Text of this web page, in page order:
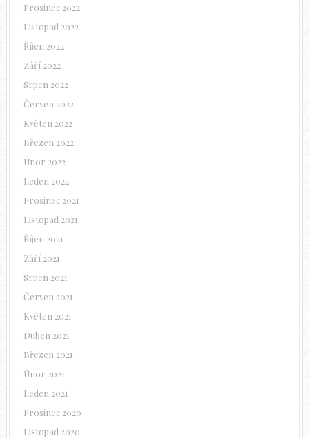
Prosinec 2022
Listopad 2022
Říjen 2022
Září 2022
Srpen 2022
Červen 2022
Květen 2022
Březen 2022
Únor 2022
Leden 2022
Prosinec 2021
Listopad 2021
Říjen 2021
Září 2021
Srpen 2021
Červen 2021
Květen 2021
Duben 2021
Březen 2021
Únor 2021
Leden 2021
Prosinec 2020
Listopad 2020